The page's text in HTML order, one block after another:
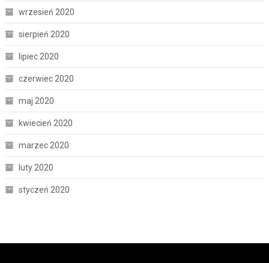
wrzesień 2020
sierpień 2020
lipiec 2020
czerwiec 2020
maj 2020
kwiecień 2020
marzec 2020
luty 2020
styczeń 2020